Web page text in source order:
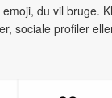
du vil bruge.
sociale profiler